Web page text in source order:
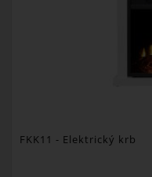
FKK11 - Elektrický krb